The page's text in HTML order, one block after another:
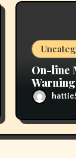
On-line
Warning
scooter